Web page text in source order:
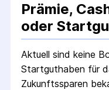
Prämie,
oder
Aktuell sind keine
Startguthaben für
Zukunftssparen